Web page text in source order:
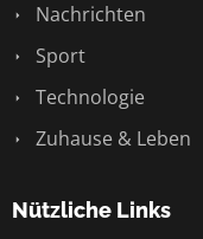
Nachrichten
Sport
Technologie
Zuhause & Leben
Nützliche Links